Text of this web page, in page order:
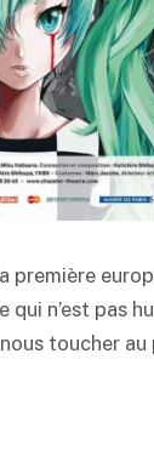
n’est pas
toucher